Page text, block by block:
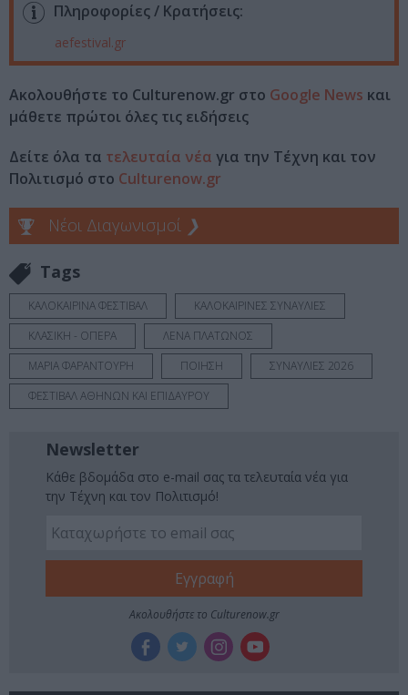
Πληροφορίες / Κρατήσεις:
aefestival.gr
Ακολουθήστε το Culturenow.gr στο Google News και
μάθετε πρώτοι όλες τις ειδήσεις
Δείτε όλα τα τελευταία νέα για την Τέχνη και τον
Πολιτισμό στο Culturenow.gr
Νέοι Διαγωνισμοί ❯
Tags
ΚΑΛΟΚΑΙΡΙΝΑ ΦΕΣΤΙΒΑΛ
ΚΑΛΟΚΑΙΡΙΝΕΣ ΣΥΝΑΥΛΙΕΣ
ΚΛΑΣΙΚΗ - ΟΠΕΡΑ
ΛΕΝΑ ΠΛΑΤΩΝΟΣ
ΜΑΡΙΑ ΦΑΡΑΝΤΟΥΡΗ
ΠΟΙΗΣΗ
ΣΥΝΑΥΛΙΕΣ 2026
ΦΕΣΤΙΒΑΛ ΑΘΗΝΩΝ ΚΑΙ ΕΠΙΔΑΥΡΟΥ
Newsletter
Κάθε βδομάδα στο e-mail σας τα τελευταία νέα για
την Τέχνη και τον Πολιτισμό!
Ακολουθήστε το Culturenow.gr